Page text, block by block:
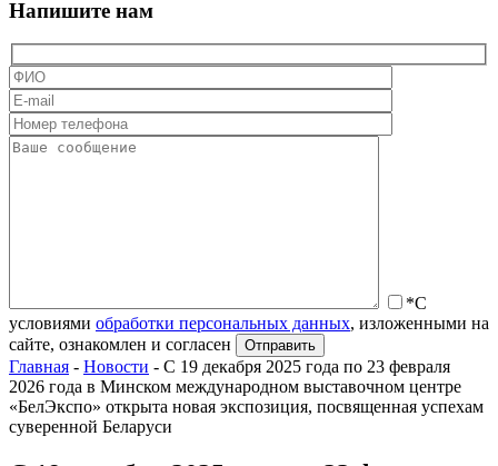
Напишите нам
*С
условиями обработки персональных данных, изложенными на
сайте, ознакомлен и согласен
Главная - Новости - С 19 декабря 2025 года по 23 февраля
2026 года в Минском международном выставочном центре
«БелЭкспо» открыта новая экспозиция, посвященная успехам
суверенной Беларуси